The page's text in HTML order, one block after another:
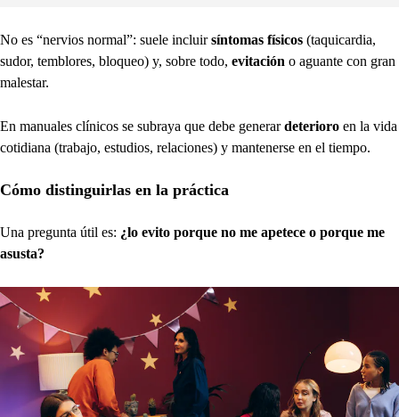
No es “nervios normal”: suele incluirsíntomas físicos (taquicardia,
sudor, temblores, bloqueo) y, sobre todo, evitación o aguante con gran
malestar.
En manuales clínicos se subraya que debe generardeterioro en la vida
cotidiana (trabajo, estudios, relaciones) y mantenerse en el tiempo.
Cómo distinguirlas en la práctica
Una pregunta útil es: ¿lo evito porque no me apetece o porque me
asusta?